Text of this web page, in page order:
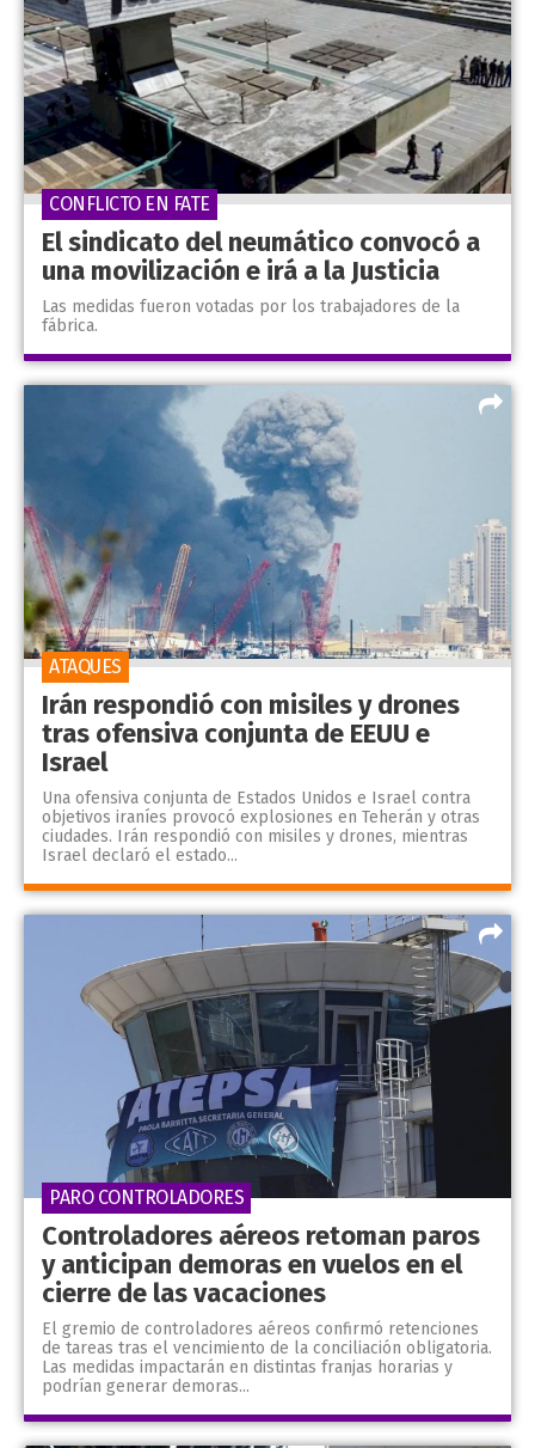
El sindicato del neumático convocó a
una movilización e irá a la Justicia
Las medidas fueron votadas por los trabajadores de la
fábrica.
CONFLICTO EN FATE
Irán respondió con misiles y drones
tras ofensiva conjunta de EEUU e
Israel
Una ofensiva conjunta de Estados Unidos e Israel contra
objetivos iraníes provocó explosiones en Teherán y otras
ciudades. Irán respondió con misiles y drones, mientras
Israel declaró el estado...
ATAQUES
Controladores aéreos retoman paros
y anticipan demoras en vuelos en el
cierre de las vacaciones
El gremio de controladores aéreos confirmó retenciones
de tareas tras el vencimiento de la conciliación obligatoria.
Las medidas impactarán en distintas franjas horarias y
podrían generar demoras...
PARO CONTROLADORES